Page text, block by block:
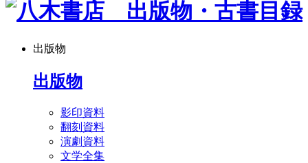
出版物
出版物
影印資料
翻刻資料
演劇資料
文学全集